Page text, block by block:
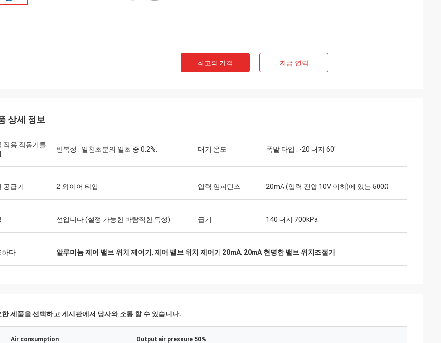
최고의 가격 지금 연락
상세 정보
작용 작동기를
반복성 : 일천초분의 일초 중 0.2%. 대기 온도 폭발 타입 : -20 내지 60'
공급기 2-와이어 타입 입력 임피던스 20mA (입력 전압 10V 이하)에 있는 500Ω
선입니다 (설정 가능한 바람직한 특성) 급기 140 내지 700kPa
하다 알루미늄 제어 밸브 위치 제어기 , 제어 밸브 위치 제어기 20mA, 20mA 현명한 밸브 위치조절기
한 제품을 선택하고 게시판에서 당사와 소통 할 수 있습니다.
Air consumption Output air pressure 50%